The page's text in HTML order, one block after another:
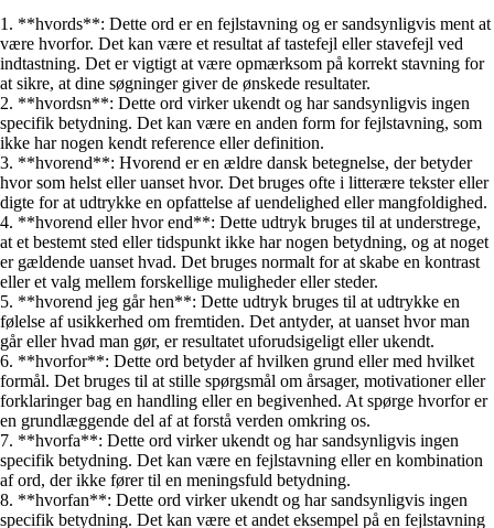
1. **hvords**: Dette ord er en fejlstavning og er sandsynligvis ment at
være hvorfor. Det kan være et resultat af tastefejl eller stavefejl ved
indtastning. Det er vigtigt at være opmærksom på korrekt stavning for
at sikre, at dine søgninger giver de ønskede resultater.
2. **hvordsn**: Dette ord virker ukendt og har sandsynligvis ingen
specifik betydning. Det kan være en anden form for fejlstavning, som
ikke har nogen kendt reference eller definition.
3. **hvorend**: Hvorend er en ældre dansk betegnelse, der betyder
hvor som helst eller uanset hvor. Det bruges ofte i litterære tekster eller
digte for at udtrykke en opfattelse af uendelighed eller mangfoldighed.
4. **hvorend eller hvor end**: Dette udtryk bruges til at understrege,
at et bestemt sted eller tidspunkt ikke har nogen betydning, og at noget
er gældende uanset hvad. Det bruges normalt for at skabe en kontrast
eller et valg mellem forskellige muligheder eller steder.
5. **hvorend jeg går hen**: Dette udtryk bruges til at udtrykke en
følelse af usikkerhed om fremtiden. Det antyder, at uanset hvor man
går eller hvad man gør, er resultatet uforudsigeligt eller ukendt.
6. **hvorfor**: Dette ord betyder af hvilken grund eller med hvilket
formål. Det bruges til at stille spørgsmål om årsager, motivationer eller
forklaringer bag en handling eller en begivenhed. At spørge hvorfor er
en grundlæggende del af at forstå verden omkring os.
7. **hvorfa**: Dette ord virker ukendt og har sandsynligvis ingen
specifik betydning. Det kan være en fejlstavning eller en kombination
af ord, der ikke fører til en meningsfuld betydning.
8. **hvorfan**: Dette ord virker ukendt og har sandsynligvis ingen
specifik betydning. Det kan være et andet eksempel på en fejlstavning